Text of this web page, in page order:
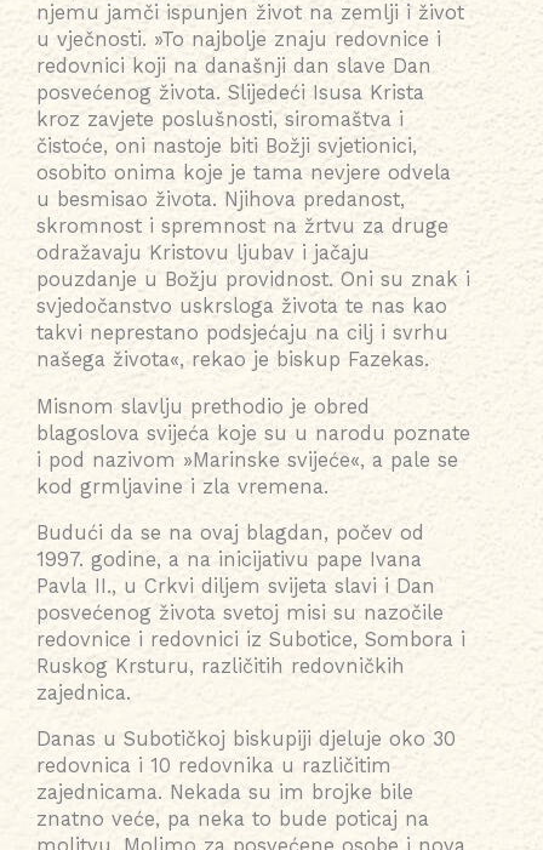
njemu jamči ispunjen život na zemlji i život
u vječnosti. »To najbolje znaju redovnice i
redovnici koji na današnji dan slave Dan
posvećenog života. Slijedeći Isusa Krista
kroz zavjete poslušnosti, siromaštva i
čistoće, oni nastoje biti Božji svjetionici,
osobito onima koje je tama nevjere odvela
u besmisao života. Njihova predanost,
skromnost i spremnost na žrtvu za druge
odražavaju Kristovu ljubav i jačaju
pouzdanje u Božju providnost. Oni su znak i
svjedočanstvo uskrsloga života te nas kao
takvi neprestano podsjećaju na cilj i svrhu
našega života«, rekao je biskup Fazekas.
Misnom slavlju prethodio je obred
blagoslova svijeća koje su u narodu poznate
i pod nazivom »Marinske svijeće«, a pale se
kod grmljavine i zla vremena.
Budući da se na ovaj blagdan, počev od
1997. godine, a na inicijativu pape Ivana
Pavla II., u Crkvi diljem svijeta slavi i Dan
posvećenog života svetoj misi su nazočile
redovnice i redovnici iz Subotice, Sombora i
Ruskog Krsturu, različitih redovničkih
zajednica.
Danas u Subotičkoj biskupiji djeluje oko 30
redovnica i 10 redovnika u različitim
zajednicama. Nekada su im brojke bile
znatno veće, pa neka to bude poticaj na